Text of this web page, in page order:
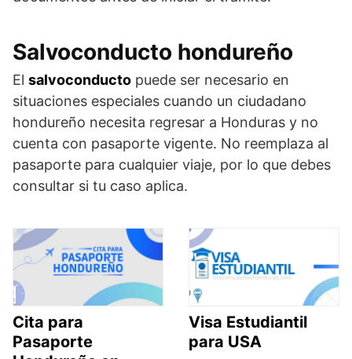
Salvoconducto hondureño
El salvoconducto puede ser necesario en
situaciones especiales cuando un ciudadano
hondureño necesita regresar a Honduras y no
cuenta con pasaporte vigente. No reemplaza al
pasaporte para cualquier viaje, por lo que debes
consultar si tu caso aplica.
Cita para
Pasaporte
Visa Estudiantil
para USA